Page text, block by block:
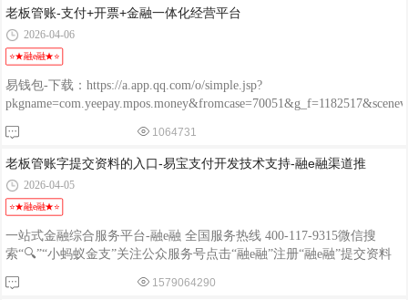
松- 易宝老板管账：支付即开票，经营全掌握三、核心功能（宣传版）
1. 全能收款- 微信/支付宝/云闪付/信用卡全支持- 一码多付、智能POS、
线上线下统一对账2. 移动开票- 开票码开票、手工开票- 电子发票自动
发送、实时同步3. 经营账本- 交易流水实时看、多维度报表- 营
老板管账-支付+开票+金融一体化经营平台
2026-04-06
⭐★融e融★⭐
易钱包-下载：https://a.app.qq.com/o/simple.jsp?
POS：http://oss.flmyzf.com/yzf/html/regist/index.html?phone=%E4%
1064731
老板管账字提交资料的入口-易宝支付开发技术支持-融e融渠道推
2026-04-05
⭐★融e融★⭐
一站式金融综合服务平台-融e融 全国服务热线 400-117-9315微信搜
索“🔍”“小蚂蚁金支”关注公众服务号点击“融e融”注册“融e融”提交资料
1579064290